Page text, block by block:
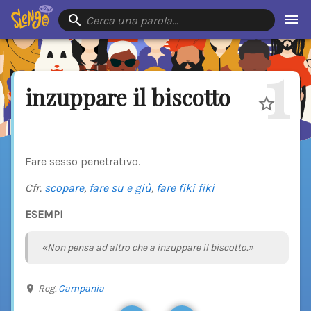
Cerca una parola…
inzuppare il biscotto 1
Fare sesso penetrativo.
Cfr. scopare, fare su e giù, fare fiki fiki
ESEMPI
«Non pensa ad altro che a inzuppare il biscotto.»
Reg. Campania